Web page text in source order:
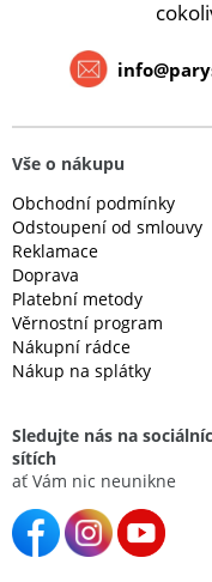
Vše o nákupu
Obchodní podmínky
Odstoupení od smlouvy
Reklamace
Doprava
Platební metody
Věrnostní program
Nákupní rádce
Nákup na splátky
Sledujte nás na
sítích
ať Vám nic neunikne